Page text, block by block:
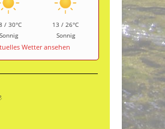
/ 30°C
Sonnig
13 / 26°C
Sonnig
Wetter ansehen